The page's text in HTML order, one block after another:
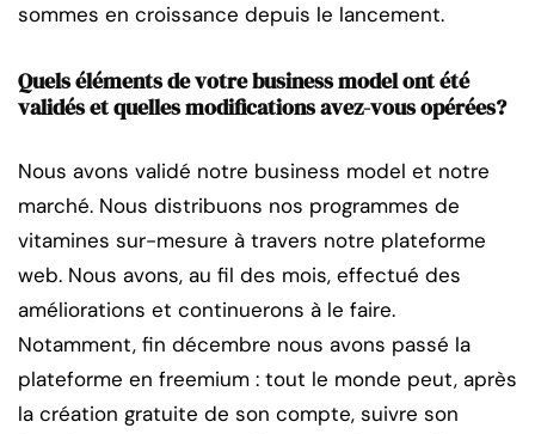
sommes en croissance depuis le lancement.
Quels éléments de votre business model ont été
validés et quelles modifications avez-vous opérées?
Nous avons validé notre business model et notre
marché. Nous distribuons nos programmes de
vitamines sur-mesure à travers notre plateforme
web. Nous avons, au fil des mois, effectué des
améliorations et continuerons à le faire.
Notamment, fin décembre nous avons passé la
plateforme en freemium : tout le monde peut, après
la création gratuite de son compte, suivre son